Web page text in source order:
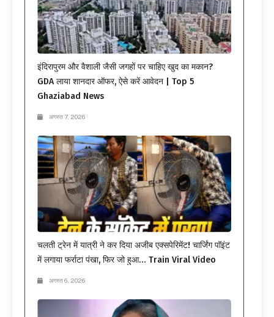
इंदिरापुरम और वैशाली जैसी जगहों पर चाहिए खुद का मकान?
GDA लाया शानदार ऑफर, ऐसे करें आवेदन | Top 5
Ghaziabad News
अगस्त 7, 2026
चलती ट्रेन में यात्री ने कर दिया अजीब एक्सपेरिमेंट! चार्जिंग पॉइंट
में लगाया फर्राटा पंखा, फिर जो हुआ… Train Viral Video
अगस्त 6, 2026